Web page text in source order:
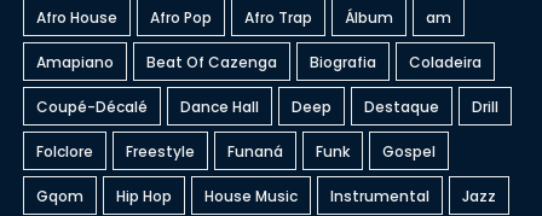
Afro House Afro Pop Afro Trap Álbum am
Amapiano Beat Of Cazenga Biografia Coladeira
Coupé-Décalé Dance Hall Deep Destaque Drill
Folclore Freestyle Funaná Funk Gospel
Gqom Hip Hop House Music Instrumental Jazz